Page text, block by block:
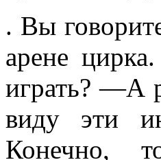
. Вы
арене
играть? —А
виду эти
Конечно,